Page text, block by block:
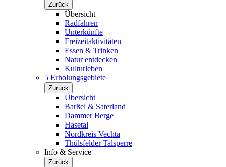
Zurück
Übersicht
Radfahren
Unterkünfte
Freizeitaktivitäten
Essen & Trinken
Natur entdecken
Kulturleben
5 Erholungsgebiete
Zurück
Übersicht
Barßel & Saterland
Dammer Berge
Hasetal
Nordkreis Vechta
Thülsfelder Talsperre
Info & Service
Zurück